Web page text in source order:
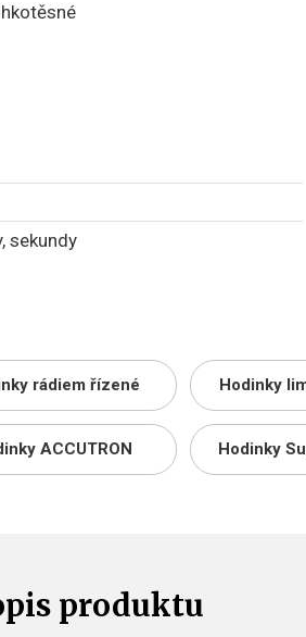
sekundy
rádiem řízené Hodinky
ACCUTRON Hodinky
produktu